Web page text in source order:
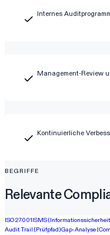
Internes
Management-Review
Kontinuierliche
BEGRIFFE
Relevante
ISO 27001ISMS
Audit Trail (Prüfpfad)Gap-Analyse